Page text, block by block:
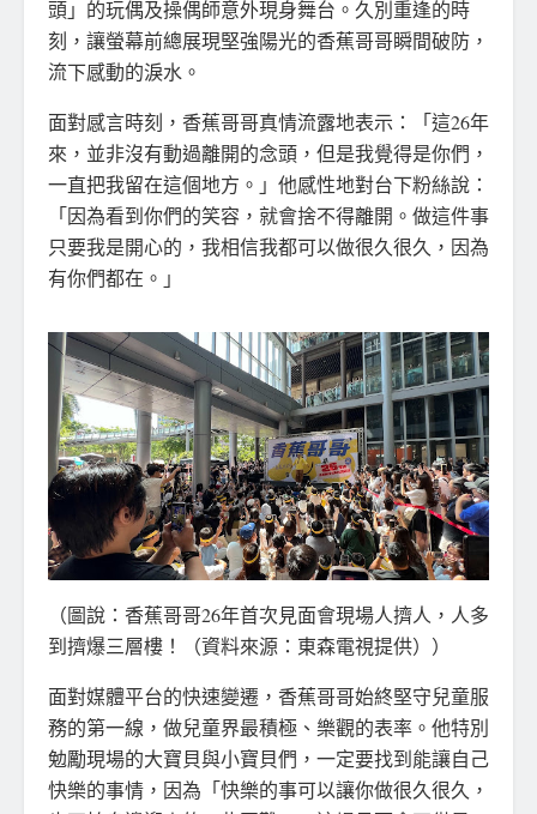
頭」的玩偶及操偶師意外現身舞台。久別重逢的時
刻，讓螢幕前總展現堅強陽光的香蕉哥哥瞬間破防，
流下感動的淚水。
面對感言時刻，香蕉哥哥真情流露地表示：「這26年
來，並非沒有動過離開的念頭，但是我覺得是你們，
一直把我留在這個地方。」他感性地對台下粉絲說：
「因為看到你們的笑容，就會捨不得離開。做這件事
只要我是開心的，我相信我都可以做很久很久，因為
有你們都在。」
（圖說：香蕉哥哥26年首次見面會現場人擠人，人多
到擠爆三層樓！（資料來源：東森電視提供））
面對媒體平台的快速變遷，香蕉哥哥始終堅守兒童服
務的第一線，做兒童界最積極、樂觀的表率。他特別
勉勵現場的大寶貝與小寶貝們，一定要找到能讓自己
快樂的事情，因為「快樂的事可以讓你做很久很久，